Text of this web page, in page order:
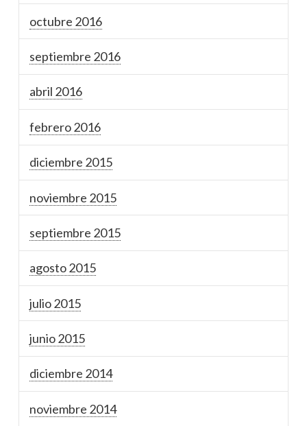
octubre 2016
septiembre 2016
abril 2016
febrero 2016
diciembre 2015
noviembre 2015
septiembre 2015
agosto 2015
julio 2015
junio 2015
diciembre 2014
noviembre 2014